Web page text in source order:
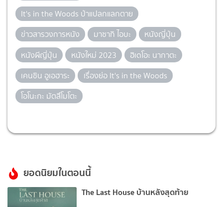
It's in the Woods ป่าแปลกแลกตาย
ข่าวสารวงการหนัง
มาซากิ ไอบะ
หนังญี่ปุ่น
หนังผีญี่ปุ่น
หนังใหม่ 2023
ฮิเดโอะ นากาตะ
เคนชิน อูเอฮาระ
เรื่องย่อ It's in the Woods
โอโนะกะ มัตสึโมโตะ
ยอดนิยมในตอนนี้
The Last House บ้านหลังสุดท้าย